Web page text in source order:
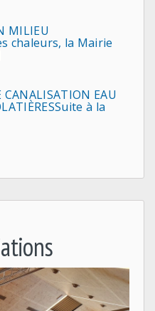
MILIEU
chaleurs, la Mairie
EAU
à la